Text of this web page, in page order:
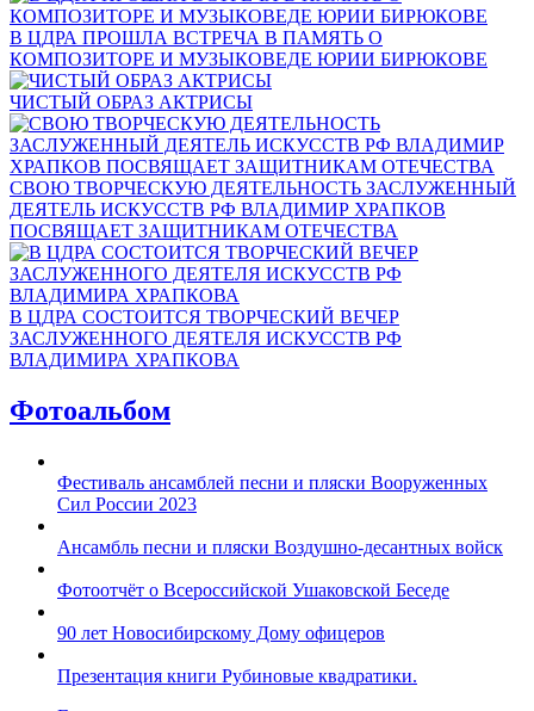
В ЦДРА ПРОШЛА ВСТРЕЧА В ПАМЯТЬ О
КОМПОЗИТОРЕ И МУЗЫКОВЕДЕ ЮРИИ БИРЮКОВЕ
ЧИСТЫЙ ОБРАЗ АКТРИСЫ
СВОЮ ТВОРЧЕСКУЮ ДЕЯТЕЛЬНОСТЬ ЗАСЛУЖЕННЫЙ
ДЕЯТЕЛЬ ИСКУССТВ РФ ВЛАДИМИР ХРАПКОВ
ПОСВЯЩАЕТ ЗАЩИТНИКАМ ОТЕЧЕСТВА
В ЦДРА СОСТОИТСЯ ТВОРЧЕСКИЙ ВЕЧЕР
ЗАСЛУЖЕННОГО ДЕЯТЕЛЯ ИСКУССТВ РФ
ВЛАДИМИРА ХРАПКОВА
Фотоальбом
Фестиваль ансамблей песни и пляски Вооруженных
Сил России 2023
Ансамбль песни и пляски Воздушно-десантных войск
Фотоотчёт о Всероссийской Ушаковской Беседе
90 лет Новосибирскому Дому офицеров
Презентация книги Рубиновые квадратики.